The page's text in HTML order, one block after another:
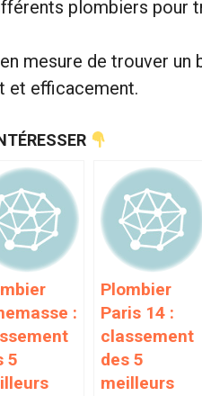
plombiers pour
mesure de trouver
et efficacement.
:
5
Plombier
Paris 14 :
classement
des 5
meilleurs